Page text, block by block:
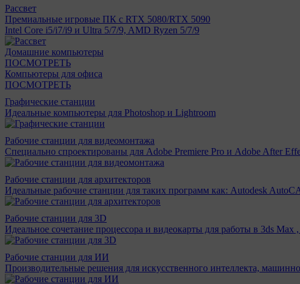
Рассвет
Премиальные игровые ПК с RTX 5080/RTX 5090
Intel Core i5/i7/i9 и Ultra 5/7/9, AMD Ryzen 5/7/9
Домашние компьютеры
ПОСМОТРЕТЬ
Компьютеры для офиса
ПОСМОТРЕТЬ
Графические станции
Идеальные компьютеры для Photoshop и Lightroom
Рабочие станции для видеомонтажа
Специально спроектированы для Adobe Premiere Pro и Adobe After
Рабочие станции для архитекторов
Идеальные рабочие станции для таких программ как: Autodesk
Рабочие станции для 3D
Идеальное сочетание процессора и видеокарты для работы в 3ds Max
Рабочие станции для ИИ
Производительные решения для искусственного интеллекта,